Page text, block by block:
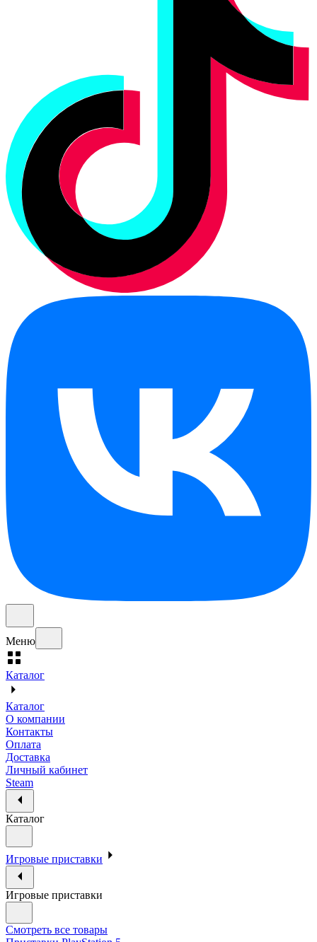
Меню
Каталог
Каталог
О компании
Контакты
Оплата
Доставка
Личный кабинет
Steam
Каталог
Игровые приставки
Игровые приставки
Смотреть все товары